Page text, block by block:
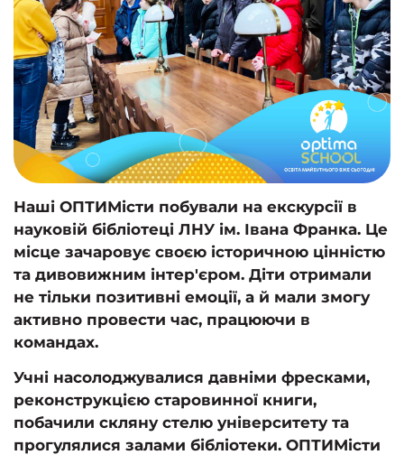
Наші ОПТИМісти побували на екскурсії в
науковій бібліотеці ЛНУ ім. Івана Франка. Це
місце зачаровує своєю історичною цінністю
та дивовижним інтер'єром. Діти отримали
не тільки позитивні емоції, а й мали змогу
активно провести час, працюючи в
командах.
Учні насолоджувалися давніми фресками,
реконструкцією старовинної книги,
побачили скляну стелю університету та
прогулялися залами бібліотеки. ОПТИМісти